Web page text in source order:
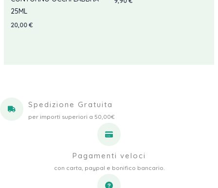
25ML
20,00€
Spedizione Gratuita
per importi superiori a 50,00€
Pagamenti veloci
con carta, paypal e bonifico bancario.